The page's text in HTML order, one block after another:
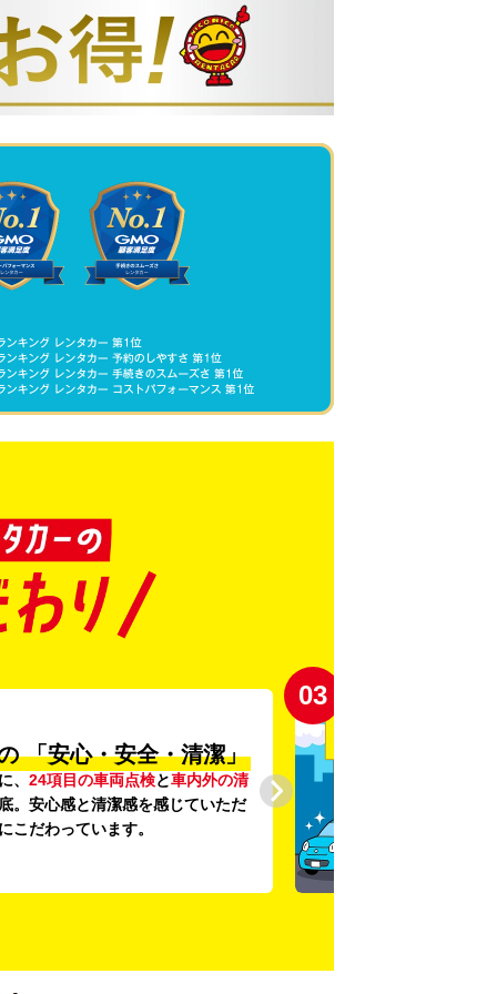
録から4年未満の
しい車がいっぱい♪
満の新しいクルマを多数導入し、
提供を追求しています。もちろん追
す。
04